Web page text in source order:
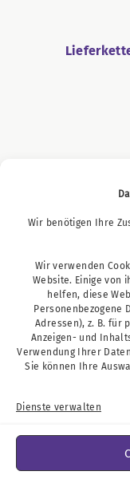
Wir benötigen Ihre
Wir verwenden
Website. Einige von
helfen, diese
Personenbezogene
Adressen), z. B. für
Anzeigen- und
Verwendung Ihrer
Sie können Ihre
Dienste verwalten